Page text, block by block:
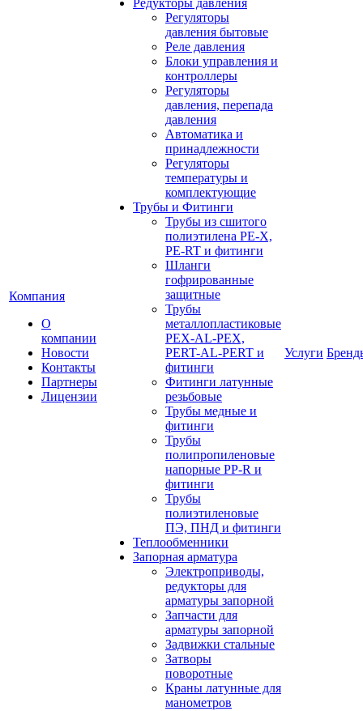
Компания
О
компании
Новости
Контакты
Партнеры
Лицензии
Редукторы давления
Регуляторы
давления бытовые
Реле давления
Блоки управления и
контроллеры
Регуляторы
давления, перепада
давления
Автоматика и
принадлежности
Регуляторы
температуры и
комплектующие
Трубы и Фитинги
Трубы из сшитого
полиэтилена PE-X,
PE-RT и фитинги
Шланги
гофрированные
защитные
Трубы
металлопластиковые
PEX-AL-PEX,
PERT-AL-PERT и
фитинги
Фитинги латунные
резьбовые
Трубы медные и
фитинги
Трубы
полипропиленовые
напорные PP-R и
фитинги
Трубы
полиэтиленовые
ПЭ, ПНД и фитинги
Теплообменники
Запорная арматура
Электроприводы,
редукторы для
арматуры запорной
Запчасти для
арматуры запорной
Задвижки стальные
Затворы
поворотные
Краны латунные для
манометров
Услуги